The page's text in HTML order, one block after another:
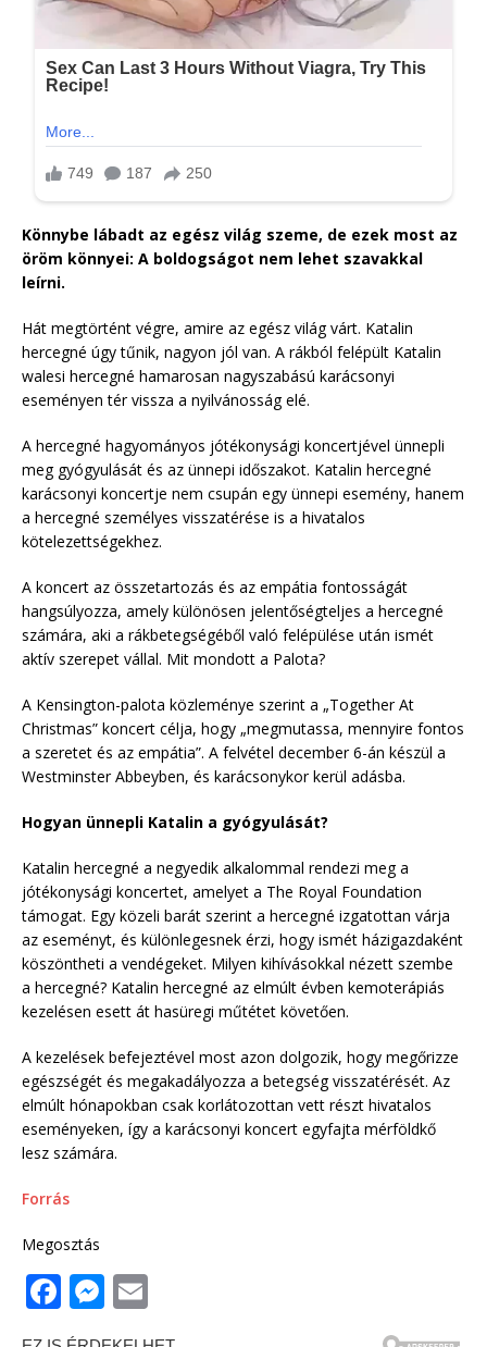
Könnybe lábadt az egész világ szeme, de ezek most az
öröm könnyei: A boldogságot nem lehet szavakkal
leírni.
Hát megtörtént végre, amire az egész világ várt. Katalin
hercegné úgy tűnik, nagyon jól van. A rákból felépült Katalin
walesi hercegné hamarosan nagyszabású karácsonyi
eseményen tér vissza a nyilvánosság elé.
A hercegné hagyományos jótékonysági koncertjével ünnepli
meg gyógyulását és az ünnepi időszakot. Katalin hercegné
karácsonyi koncertje nem csupán egy ünnepi esemény, hanem
a hercegné személyes visszatérése is a hivatalos
kötelezettségekhez.
A koncert az összetartozás és az empátia fontosságát
hangsúlyozza, amely különösen jelentőségteljes a hercegné
számára, aki a rákbetegségéből való felépülése után ismét
aktív szerepet vállal. Mit mondott a Palota?
A Kensington-palota közleménye szerint a „Together At
Christmas” koncert célja, hogy „megmutassa, mennyire fontos
a szeretet és az empátia”. A felvétel december 6-án készül a
Westminster Abbeyben, és karácsonykor kerül adásba.
Hogyan ünnepli Katalin a gyógyulását?
Katalin hercegné a negyedik alkalommal rendezi meg a
jótékonysági koncertet, amelyet a The Royal Foundation
támogat. Egy közeli barát szerint a hercegné izgatottan várja
az eseményt, és különlegesnek érzi, hogy ismét házigazdaként
köszöntheti a vendégeket. Milyen kihívásokkal nézett szembe
a hercegné? Katalin hercegné az elmúlt évben kemoterápiás
kezelésen esett át hasüregi műtétet követően.
A kezelések befejeztével most azon dolgozik, hogy megőrizze
egészségét és megakadályozza a betegség visszatérését. Az
elmúlt hónapokban csak korlátozottan vett részt hivatalos
eseményeken, így a karácsonyi koncert egyfajta mérföldkő
lesz számára.
Forrás
Megosztás
F
a
M